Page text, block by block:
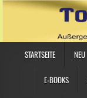
STARTSEITE NEU
E-BOOKS